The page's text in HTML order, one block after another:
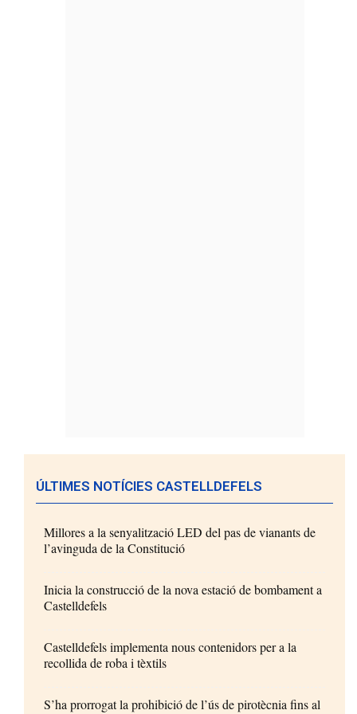
ÚLTIMES NOTÍCIES CASTELLDEFELS
Millores a la senyalització LED del pas de vianants de
l’avinguda de la Constitució
Inicia la construcció de la nova estació de bombament a
Castelldefels
Castelldefels implementa nous contenidors per a la
recollida de roba i tèxtils
S’ha prorrogat la prohibició de l’ús de pirotècnia fins al